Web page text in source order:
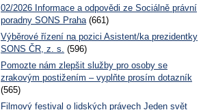
02/2026 Informace a odpovědi ze Sociálně právní
poradny SONS Praha (661)
Výběrové řízení na pozici Asistent/ka prezidentky
SONS ČR, z. s. (596)
Pomozte nám zlepšit služby pro osoby se
zrakovým postižením – vyplňte prosím dotazník
(565)
Filmový festival o lidských právech Jeden svět